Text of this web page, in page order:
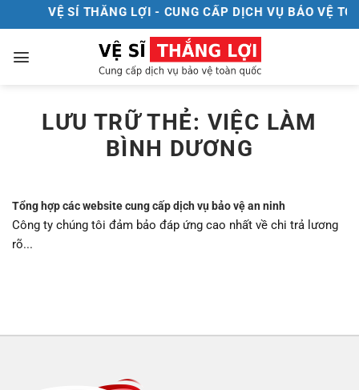
đến
nội
VỆ SÍ THẮNG LỢI - CUNG CẤP DỊCH VỤ BẢO VỆ
LƯU TRỮ THẺ: VIỆC LÀM
BÌNH DƯƠNG
Tổng hợp các website cung cấp dịch vụ bảo vệ an ninh
Công ty chúng tôi đảm bảo đáp ứng cao nhất về chi trả lương
rõ...